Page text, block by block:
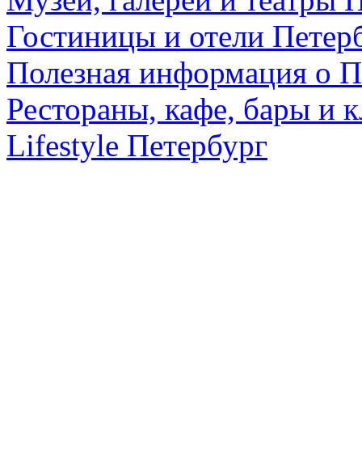
Гостиницы и отели
Полезная информация о
Рестораны, кафе, бары и
Lifestyle Петербург